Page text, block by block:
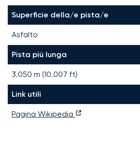
Superficie della/e pista/e
Asfalto
Pista più lunga
3.050 m (10.007 ft)
Link utili
Pagina Wikipedia